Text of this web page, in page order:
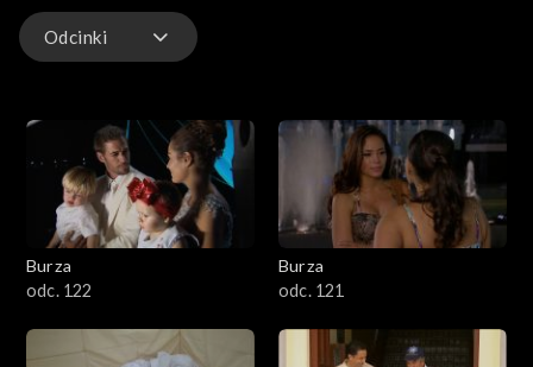
Odcinki
Burza
odc. 122
Burza
odc. 121